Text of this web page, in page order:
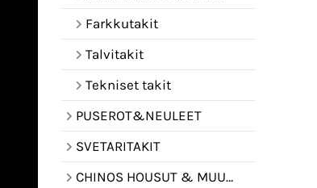
Farkkutakit
Talvitakit
Tekniset takit
PUSEROT&NEULEET
SVETARITAKIT
CHINOS HOUSUT & MUUT HOUSUT